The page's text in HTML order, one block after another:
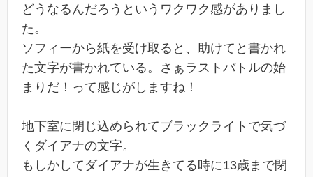
どうなるんだろうというワクワク感がありまし
た。
ソフィーから紙を受け取ると、助けてと書かれ
た文字が書かれている。さぁラストバトルの始
まりだ！って感じがしますね！
地下室に閉じ込められてブラックライトで気づ
くダイアナの文字。
もしかしてダイアナが生きてる時に13歳まで閉